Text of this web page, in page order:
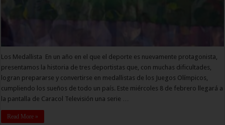
Los Medallista En un año en el que el deporte es nuevamente protagonista,
presentamos la historia de tres deportistas que, con muchas dificultades,
logran prepararse y convertirse en medallistas de los Juegos Olímpicos,
cumpliendo los sueños de todo un país. Este miércoles 8 de febrero llegará a
la pantalla de Caracol Televisión una serie …
Read More »